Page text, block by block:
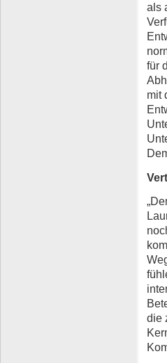
als
für
mit
die